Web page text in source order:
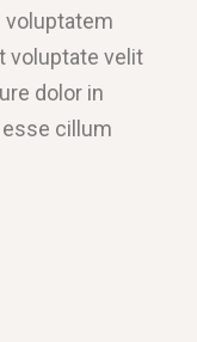
voluptatem
voluptate velit
dolor in
cillum